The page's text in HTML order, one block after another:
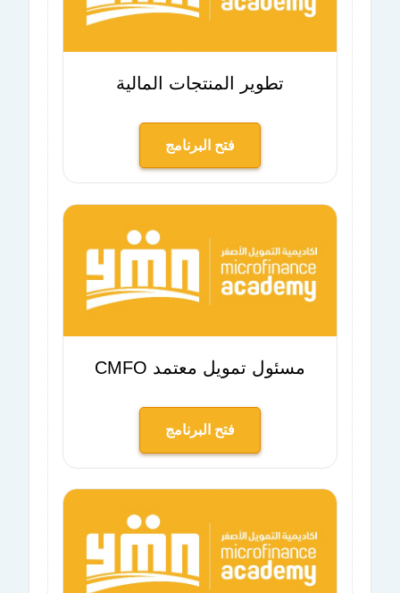
تطوير المنتجات المالية
فتح البرنامج
مسئول تمويل معتمد CMFO
فتح البرنامج